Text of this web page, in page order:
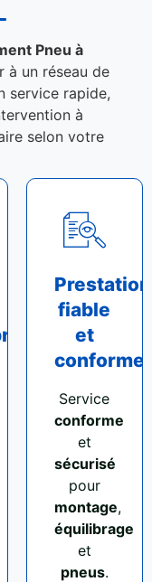
Pneu à
à un réseau de
service rapide,
à
selon votre
Prestation
fiable
et
conforme
Service
conforme
et
sécurisé
pour
montage,
équilibrage
et
pneus.